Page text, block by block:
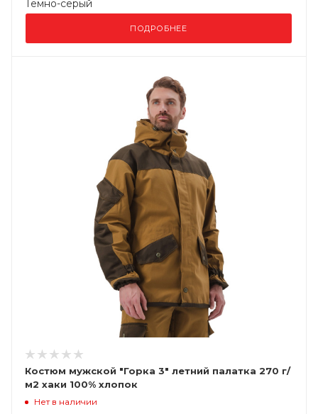
Темно-серый
ПОДРОБНЕЕ
Костюм мужской "Горка 3" летний палатка 270 г/
м2 хаки 100% хлопок
Нет в наличии